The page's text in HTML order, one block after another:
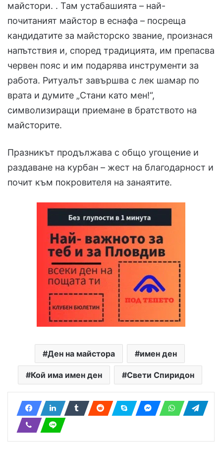
майстори. . Там устабашията – най-
почитаният майстор в еснафа – посреща
кандидатите за майсторско звание, произнася
напътствия и, според традицията, им препасва
червен пояс и им подарява инструменти за
работа. Ритуалът завършва с лек шамар по
врата и думите „Стани като мен!“,
символизиращи приемане в братството на
майсторите.
Празникът продължава с общо угощение и
раздаване на курбан – жест на благодарност и
почит към покровителя на занаятите.
Ден на майстора имен ден
Кой има имен ден Свети Спиридон